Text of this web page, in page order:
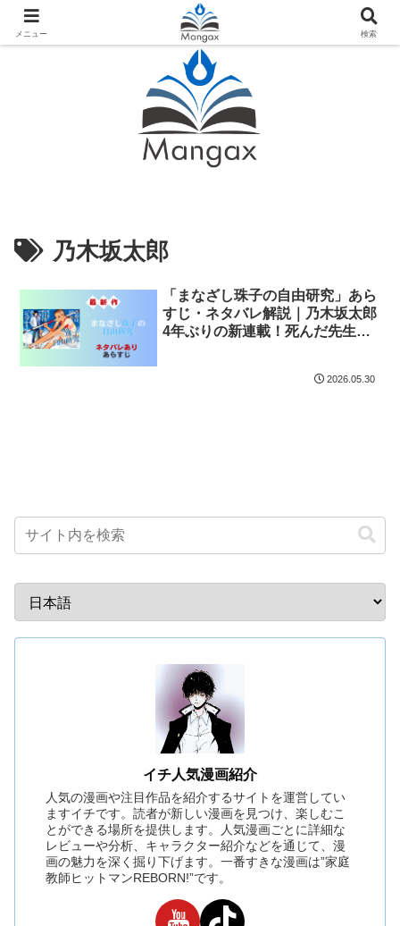
人気おすすめ漫画紹介ならMangax（マンガックス）
乃木坂太郎
「まなざし珠子の自由研究」あら
すじ・ネタバレ解説｜乃木坂太郎
4年ぶりの新連載！死んだ先生を
2026.05.30
イチ人気漫画紹介
人気の漫画や注目作品を紹介するサイトを運営してい
ますイチです。読者が新しい漫画を見つけ、楽しむこ
とができる場所を提供します。人気漫画ごとに詳細な
レビューや分析、キャラクター紹介などを通じて、漫
画の魅力を深く掘り下げます。一番すきな漫画は”家庭
教師ヒットマンREBORN!”です。
メニュー 検索